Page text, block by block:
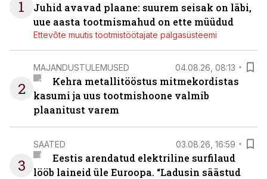
1
Juhid avavad plaane: suurem seisak on läbi,
uue aasta tootmismahud on ette müüdud
Ettevõte muutis tootmistöötajate palgasüsteemi
2
MAJANDUSTULEMUSED 04.08.26, 08:13
Kehra metallitööstus mitmekordistas
kasumi ja uus tootmishoone valmib
plaanitust varem
3
SAATED 03.08.26, 16:59
Eestis arendatud elektriline surfilaud
lööb laineid üle Euroopa. “Ladusin säästud